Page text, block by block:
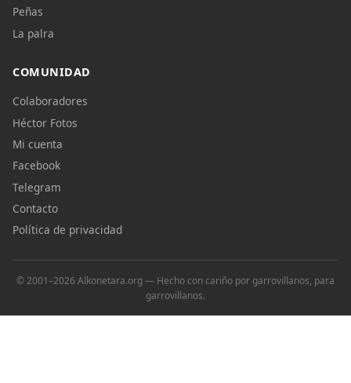
Peñas
La palra
COMUNIDAD
Colaboradores
Héctor Fotos
Mi cuenta
Facebook
Telegram
Contacto
Política de privacidad
© 2001–2026 Alkonetara.org — Hecho con cariño por garrovillanos, para
garrovillanos.